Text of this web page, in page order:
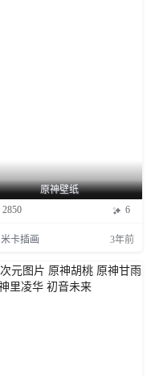
原神壁纸
2850
6
米卡插画 3年前